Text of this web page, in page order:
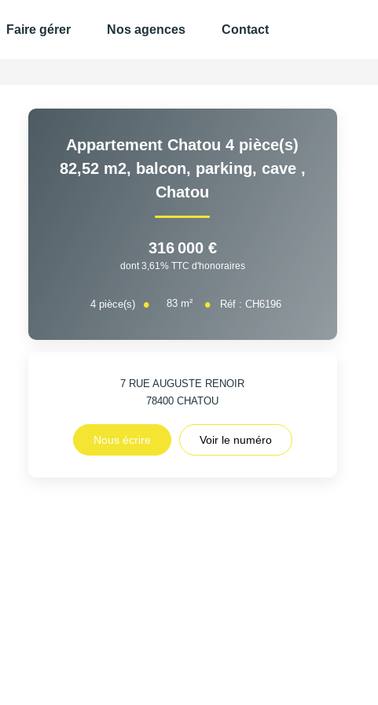
Faire gérer Nos agences Contact
Appartement Chatou 4 pièce(s)
82,52 m2, balcon, parking, cave ,
Chatou
316 000 €
dont 3,61% TTC d'honoraires
4 pièce(s) 83 m² Réf : CH6196
7 RUE AUGUSTE RENOIR
78400CHATOU
Nous écrire Voir le numéro